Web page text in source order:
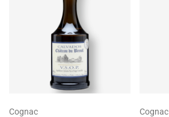
Cognac Cognac